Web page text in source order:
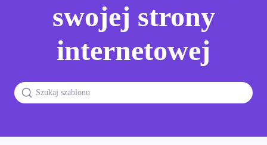
swojej strony
internetowej